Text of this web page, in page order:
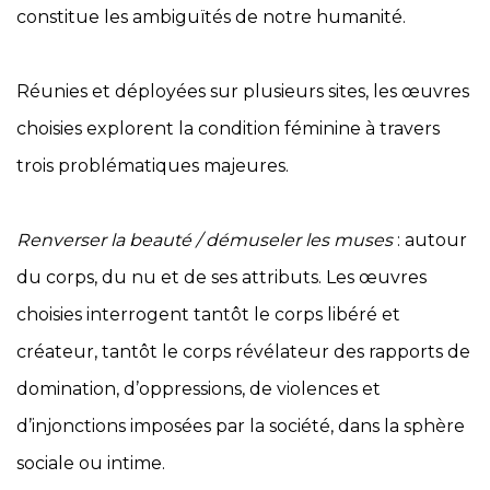
constitue les ambiguïtés de notre humanité.
Réunies et déployées sur plusieurs sites, les œuvres
choisies explorent la condition féminine à travers
trois problématiques majeures.
Renverser la beauté / démuseler les muses: autour
du corps, du nu et de ses attributs. Les œuvres
choisies interrogent tantôt le corps libéré et
créateur, tantôt le corps révélateur des rapports de
domination, d’oppressions, de violences et
d’injonctions imposées par la société, dans la sphère
sociale ou intime.